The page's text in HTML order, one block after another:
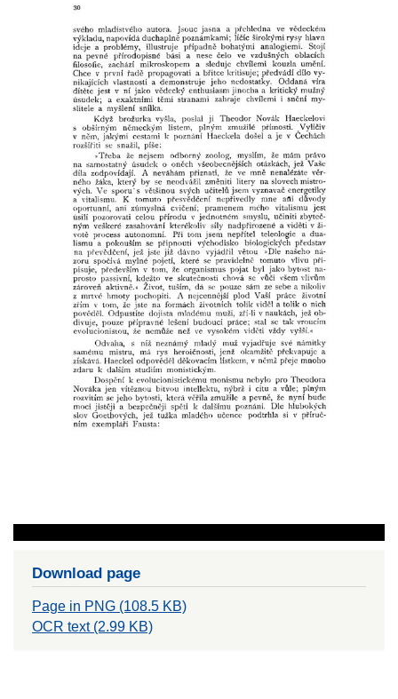
Download page
Page in PNG (108.5 KB)
OCR text (2.99 KB)